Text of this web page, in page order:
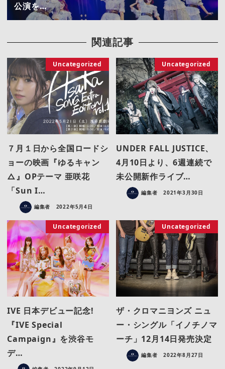
公演を…
関連記事
Uncategorized
７月１日から全国ロードシ
ョーの映画『ゆるキャン
△』OPテーマ 亜咲花
「Sun I…
編集者 2022年5月4日
Uncategorized
UNDER FALL JUSTICE、
4月10日より、6週連続で
未公開新作ライブ…
編集者 2021年3月30日
Uncategorized
IVE 日本デビュー記念!
『IVE Special
Campaign』を渋谷モ
デ…
Uncategorized
ザ・クロマニヨンズ ニュ
ー・シングル「イノチノマ
ーチ」12月14日発売決定
編集者 2022年8月27日